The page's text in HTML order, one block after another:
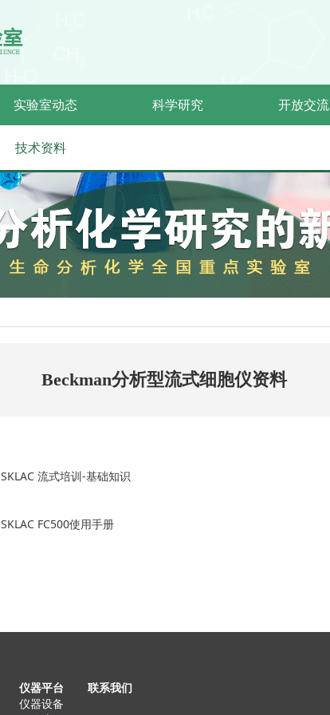
实验室动态 科学研究 开放交流
技术资料
Beckman分析型流式细胞仪资料
SKLAC 流式培训-基础知识
SKLAC FC500使用手册
仪器平台
仪器设备
联系我们